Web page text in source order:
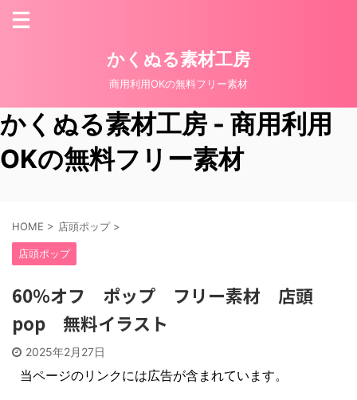
かくぬる素材工房
商用利用OKの無料フリー素材
かくぬる素材工房 - 商用利用
OKの無料フリー素材
HOME > 店頭ポップ >
店頭ポップ
60％オフ ポップ フリー素材 店頭
pop 無料イラスト
2025年2月27日
当ページのリンクには広告が含まれています。